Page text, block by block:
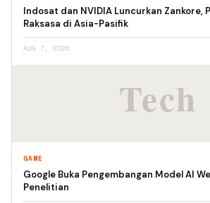
Indosat dan NVIDIA Luncurkan Zankore,
Raksasa di Asia-Pasifik
AUG 7, 2026
GAME
Google Buka Pengembangan Model AI
Penelitian